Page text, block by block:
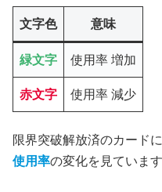
文字色 意味
緑文字 使用率 増加
赤文字 使用率 減少
限界突破解放済のカード
使用率の変化を見ています